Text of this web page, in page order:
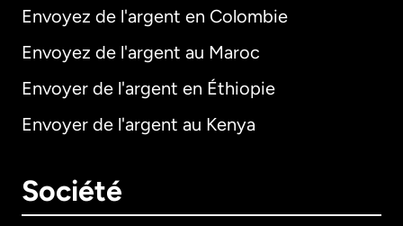
Envoyez de l'argent en Colombie
Envoyez de l'argent au Maroc
Envoyer de l'argent en Éthiopie
Envoyer de l'argent au Kenya
Société